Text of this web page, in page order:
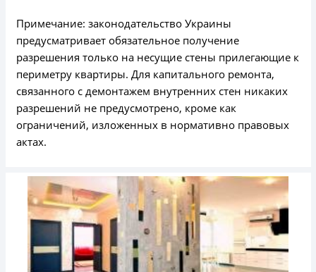
Примечание: законодательство Украины
предусматривает обязательное получение
разрешения только на несущие стены прилегающие к
периметру квартиры. Для капитального ремонта,
связанного с демонтажем внутренних стен никаких
разрешений не предусмотрено, кроме как
ограничений, изложенных в нормативно правовых
актах.